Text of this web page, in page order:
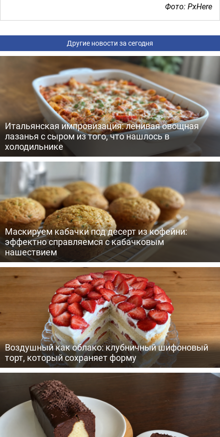
Фото: PxHere
Другие новости за сегодня
Итальянская импровизация: ленивая овощная
лазанья с сыром из того, что нашлось в
холодильнике
Маскируем кабачки под десерт из кофейни:
эффектно справляемся с кабачковым
нашествием
Воздушный как облако: клубничный шифоновый
торт, который сохраняет форму